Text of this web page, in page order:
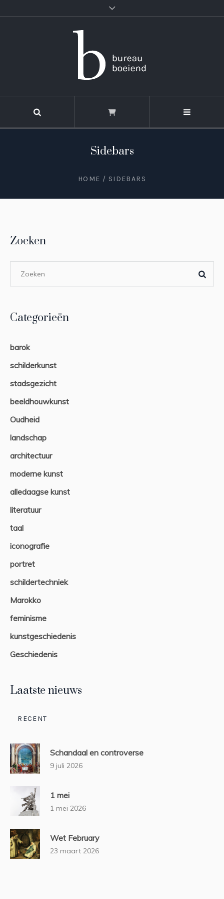
Sidebars
HOME / SIDEBARS
Zoeken
Categorieën
barok
schilderkunst
stadsgezicht
beeldhouwkunst
Oudheid
landschap
architectuur
moderne kunst
alledaagse kunst
literatuur
taal
iconografie
portret
schildertechniek
Marokko
feminisme
kunstgeschiedenis
Geschiedenis
Laatste nieuws
RECENT
Schandaal en controverse
9 juli 2026
1 mei
1 mei 2026
Wet February
23 maart 2026